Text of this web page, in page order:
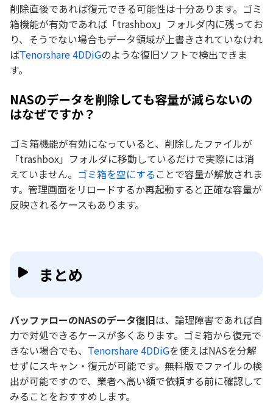
削除直後であれば復元できる可能性は十分あります。ゴミ
箱機能が有効であれば「trashbox」フォルダ内に残ってお
り、そうでない場合もデータ領域が上書きされていなけれ
ばTenorshare 4DDiGのような復旧ソフトで検出できま
す。
NASのデータを削除しても容量が減らないの
はなぜですか？
ゴミ箱機能が有効になっていると、削除したファイルが
「trashbox」フォルダに移動しているだけで実際には消
えていません。 ゴミ箱を空にする ことで容量が解放されま
す。管理画面をリロードするか再起動すると正確な容量が
反映されるケースもあります。
まとめ
バッファローのNASのデータ復旧は、論理障害であれば自
力で対処できるケースが多くあります。ゴミ箱から復元で
きない場合でも、 Tenorshare 4DDiGを使えばNASを分解
せずにスキャン・復元が可能です。無料版でファイルの検
出が可能ですので、業者へ高い額で依頼する前に確認して
みることをおすすめします。